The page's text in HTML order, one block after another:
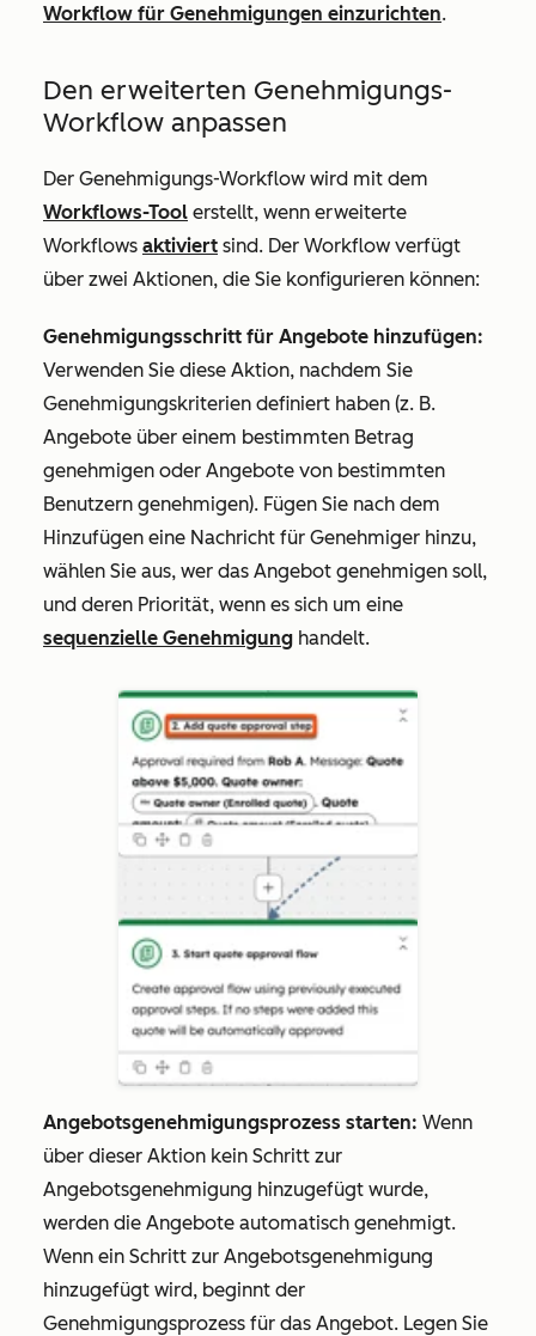
Workflow für Genehmigungen einzurichten.
Den erweiterten Genehmigungs-
Workflow anpassen
Der Genehmigungs-Workflow wird mit dem
Workflows-Tool erstellt, wenn erweiterte
Workflows aktiviert sind. Der Workflow verfügt
über zwei Aktionen, die Sie konfigurieren können:
Genehmigungsschritt für Angebote hinzufügen:
Verwenden Sie diese Aktion, nachdem Sie
Genehmigungskriterien definiert haben (z. B.
Angebote über einem bestimmten Betrag
genehmigen oder Angebote von bestimmten
Benutzern genehmigen). Fügen Sie nach dem
Hinzufügen eine Nachricht für Genehmiger hinzu,
wählen Sie aus, wer das Angebot genehmigen soll,
und deren Priorität, wenn es sich um eine
sequenzielle Genehmigung handelt.
Angebotsgenehmigungsprozess starten: Wenn
über dieser Aktion kein Schritt zur
Angebotsgenehmigung hinzugefügt wurde,
werden die Angebote automatisch genehmigt.
Wenn ein Schritt zur Angebotsgenehmigung
hinzugefügt wird, beginnt der
Genehmigungsprozess für das Angebot. Legen Sie